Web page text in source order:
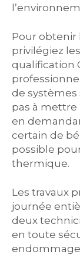
Pour obtenir
privilégiez
qualification
de systèmes
pas à
en
certain de
possible
thermique.
Les travaux
journée
deux
en toute